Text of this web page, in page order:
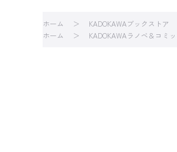
ホーム KADOKAWAブックストア
ホーム
KADOKAWAラノベ＆コミ